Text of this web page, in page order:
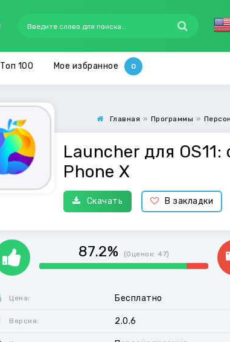
Топ 100 Мое избранное
Главная » Программы »
Launcher для
Phone X
Скачать В закладки
87.2% (Оценок: 47)
Цена: Бесплатно
Версия: 2.0.6